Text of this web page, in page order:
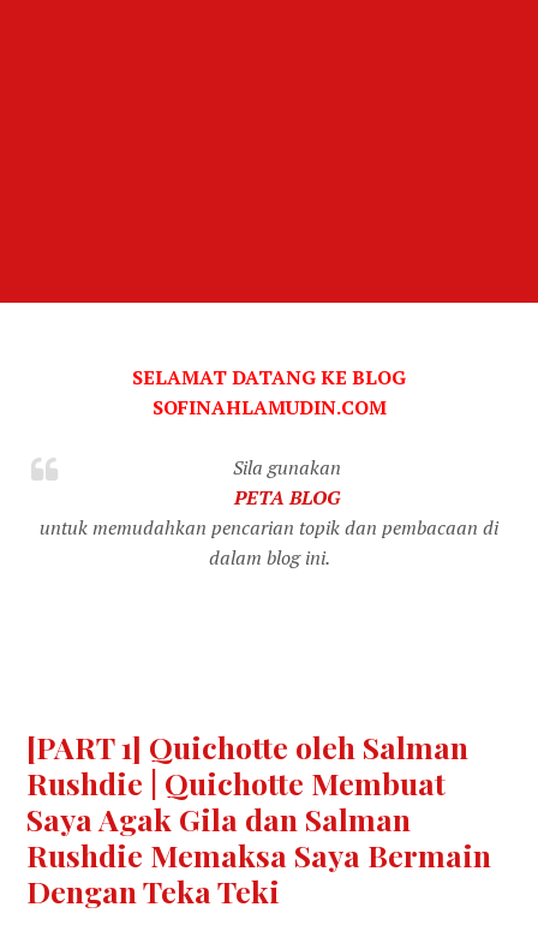
SELAMAT DATANG KE BLOG
SOFINAHLAMUDIN.COM
Sila gunakan
PETA BLOG
untuk memudahkan pencarian topik dan pembacaan di
dalam blog ini.
[PART 1] Quichotte oleh Salman
Rushdie | Quichotte Membuat
Saya Agak Gila dan Salman
Rushdie Memaksa Saya Bermain
Dengan Teka Teki